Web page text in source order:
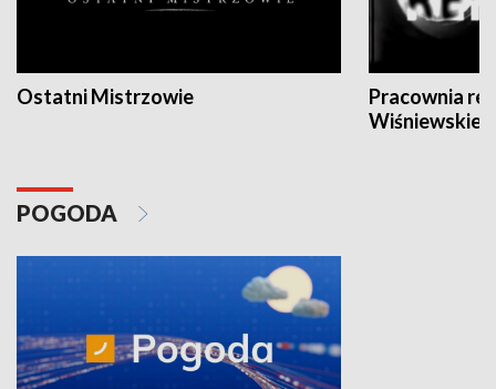
Ostatni Mistrzowie
Pracownia
POGODA